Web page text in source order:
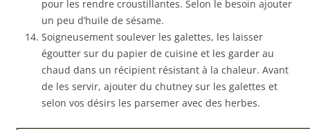
pour les rendre croustillantes. Selon le besoin ajouter
un peu d’huile de sésame.
Soigneusement soulever les galettes, les laisser
égoutter sur du papier de cuisine et les garder au
chaud dans un récipient résistant à la chaleur. Avant
de les servir, ajouter du chutney sur les galettes et
selon vos désirs les parsemer avec des herbes.